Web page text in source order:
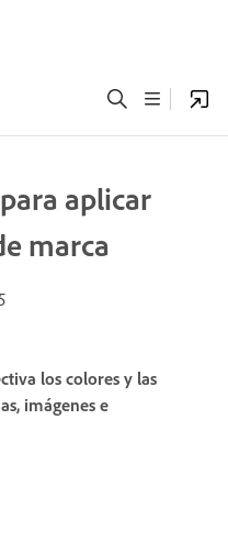
aplicar
marca
los colores y las
imágenes e